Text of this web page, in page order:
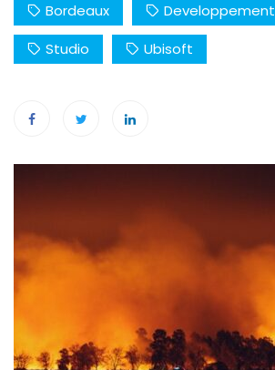
Bordeaux
Developpement
Studio
Ubisoft
Navigation
de
l’article